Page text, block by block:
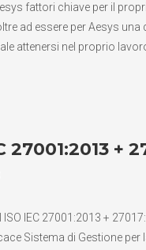
fattori chiave per il
ad essere per Aesys
attenersi nel proprio
27001:2013 +
ISO IEC 27001:2013 +
Sistema di Gestione per